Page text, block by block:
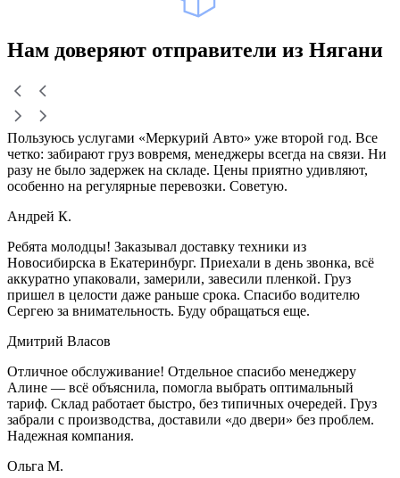
Нам доверяют отправители из Нягани
Пользуюсь услугами «Меркурий Авто» уже второй год. Все
четко: забирают груз вовремя, менеджеры всегда на связи. Ни
разу не было задержек на складе. Цены приятно удивляют,
особенно на регулярные перевозки. Советую.
Андрей К.
Ребята молодцы! Заказывал доставку техники из
Новосибирска в Екатеринбург. Приехали в день звонка, всё
аккуратно упаковали, замерили, завесили пленкой. Груз
пришел в целости даже раньше срока. Спасибо водителю
Сергею за внимательность. Буду обращаться еще.
Дмитрий Власов
Отличное обслуживание! Отдельное спасибо менеджеру
Алине — всё объяснила, помогла выбрать оптимальный
тариф. Склад работает быстро, без типичных очередей. Груз
забрали с производства, доставили «до двери» без проблем.
Надежная компания.
Ольга М.